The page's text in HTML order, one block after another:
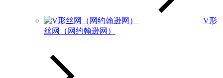
V形
丝网（网约翰逊网）